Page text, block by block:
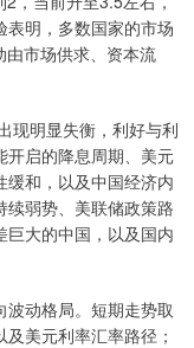
明，多数国家的市场
由市场供求、资本流
明显失衡，利好与利
开启的降息周期、美元
和，以及中国经济内
弱势、美联储政策路
大的中国，以及国内
动格局。短期走势取
美元利率汇率路径；